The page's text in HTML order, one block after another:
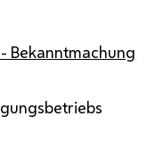
Bekanntmachung